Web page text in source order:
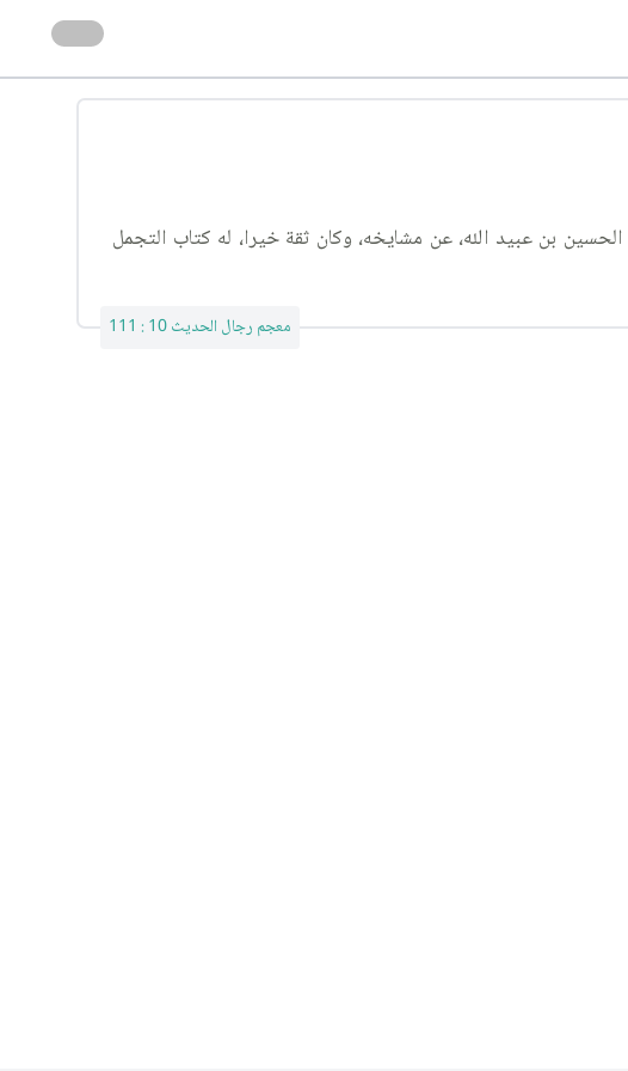
بن عبيد الله، عن مشايخه، وكان ثقة خيرا، له كتاب التجمل
معجم رجال الحديث 10 : 111